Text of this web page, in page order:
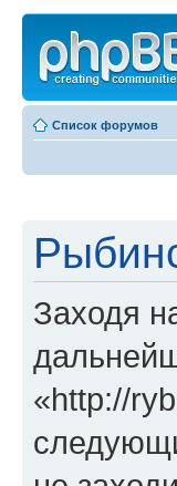
Список форумов
Заходя
«http://